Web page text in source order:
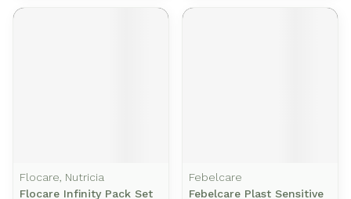
Flocare, Nutricia
Flocare Infinity Pack Set
Febelcare
Febelcare Plast Sensitive